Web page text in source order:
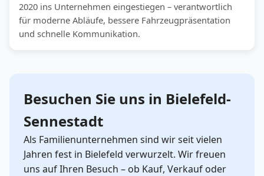
2020 ins Unternehmen eingestiegen – verantwortlich
für moderne Abläufe, bessere Fahrzeugpräsentation
und schnelle Kommunikation.
Besuchen Sie uns in Bielefeld-
Sennestadt
Als Familienunternehmen sind wir seit vielen
Jahren fest in Bielefeld verwurzelt. Wir freuen
uns auf Ihren Besuch – ob Kauf, Verkauf oder